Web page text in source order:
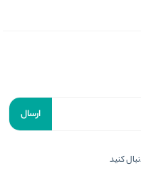
ارسال
کنید